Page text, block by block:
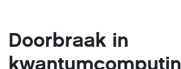
Doorbraak in